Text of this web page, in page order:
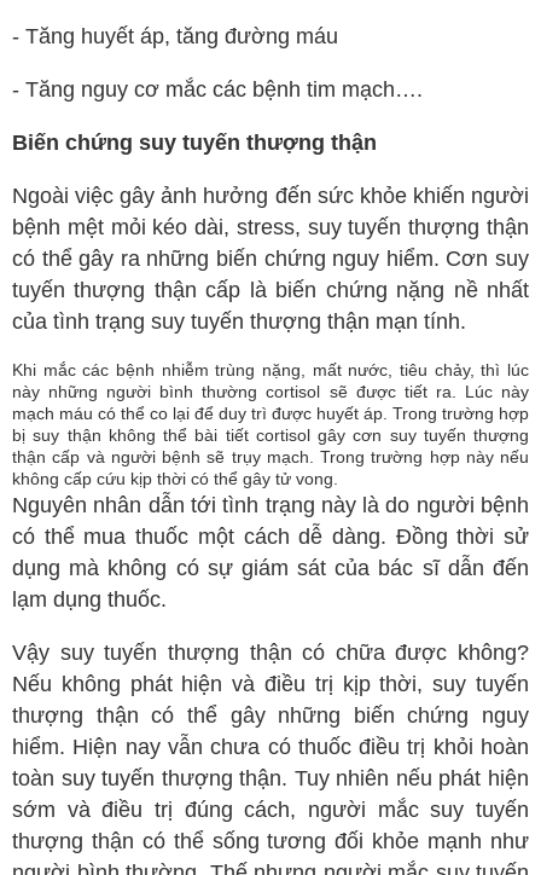
- Tăng huyết áp, tăng đường máu
- Tăng nguy cơ mắc các bệnh tim mạch….
Biến chứng suy tuyến thượng thận
Ngoài việc gây ảnh hưởng đến sức khỏe khiến người
bệnh mệt mỏi kéo dài, stress, suy tuyến thượng thận
có thể gây ra những biến chứng nguy hiểm. Cơn suy
tuyến thượng thận cấp là biến chứng nặng nề nhất
của tình trạng suy tuyến thượng thận mạn tính.
Khi mắc các bệnh nhiễm trùng nặng, mất nước, tiêu chảy, thì lúc
này những người bình thường cortisol sẽ được tiết ra. Lúc này
mạch máu có thể co lại để duy trì được huyết áp. Trong trường hợp
bị suy thận không thể bài tiết cortisol gây cơn suy tuyến thượng
thận cấp và người bệnh sẽ trụy mạch. Trong trường hợp này nếu
không cấp cứu kịp thời có thể gây tử vong.
Nguyên nhân dẫn tới tình trạng này là do người bệnh
có thể mua thuốc một cách dễ dàng. Đồng thời sử
dụng mà không có sự giám sát của bác sĩ dẫn đến
lạm dụng thuốc.
Vậy suy tuyến thượng thận có chữa được không?
Nếu không phát hiện và điều trị kịp thời, suy tuyến
thượng thận có thể gây những biến chứng nguy
hiểm. Hiện nay vẫn chưa có thuốc điều trị khỏi hoàn
toàn suy tuyến thượng thận. Tuy nhiên nếu phát hiện
sớm và điều trị đúng cách, người mắc suy tuyến
thượng thận có thể sống tương đối khỏe mạnh như